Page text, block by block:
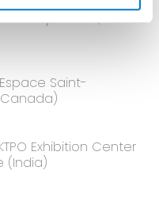
Hyacinthe,
Saint-
Exhibition Center
(India)